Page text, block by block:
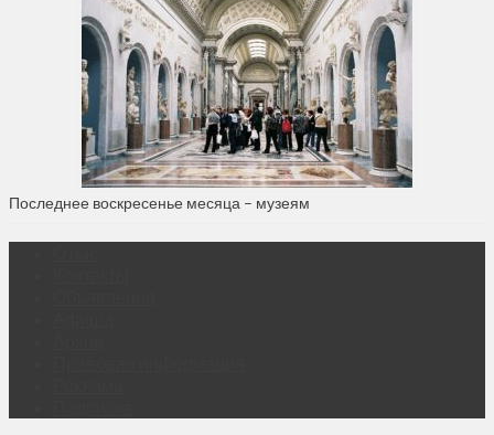
Последнее воскресенье месяца – музеям